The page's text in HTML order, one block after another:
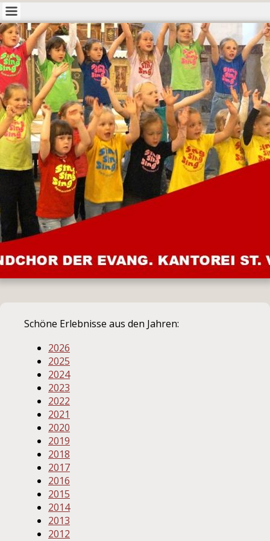
Schöne Erlebnisse aus den Jahren:
2026
2025
2024
2023
2022
2021
2020
2019
2018
2017
2016
2015
2014
2013
2012